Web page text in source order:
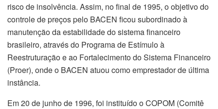
risco de insolvência. Assim, no final de 1995, o objetivo do
controle de preços pelo BACEN ficou subordinado à
manutenção da estabilidade do sistema financeiro
brasileiro, através do Programa de Estímulo à
Reestruturação e ao Fortalecimento do Sistema Financeiro
(Proer), onde o BACEN atuou como emprestador de última
instância.
Em 20 de junho de 1996, foi instituído o COPOM (Comitê